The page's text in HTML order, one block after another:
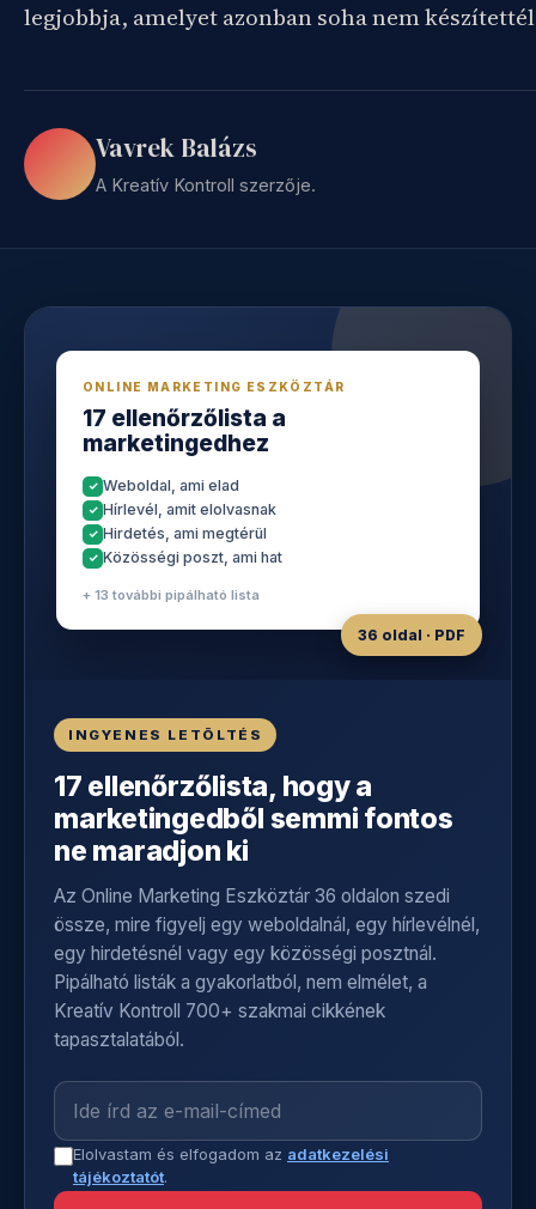
legjobbja, amelyet azonban soha nem
Vavrek Balázs
A Kreatív Kontroll szerzője.
ONLINE MARKETING ESZKÖZTÁR
17 ellenőrzőlista a
marketingedhez
Weboldal, ami elad
Hírlevél, amit elolvasnak
Hirdetés, ami megtérül
Közösségi poszt, ami hat
+ 13 további pipálható lista
36 oldal · PDF
INGYENES LETÖLTÉS
17 ellenőrzőlista, hogy a
marketingedből semmi fontos
ne maradjon ki
Az Online Marketing Eszköztár 36 oldalon szedi
össze, mire figyelj egy weboldalnál, egy hírlevélnél,
egy hirdetésnél vagy egy közösségi posztnál.
Pipálható listák a gyakorlatból, nem elmélet, a
Kreatív Kontroll 700+ szakmai cikkének
tapasztalatából.
Elolvastam és elfogadom az adatkezelési
tájékoztatót.